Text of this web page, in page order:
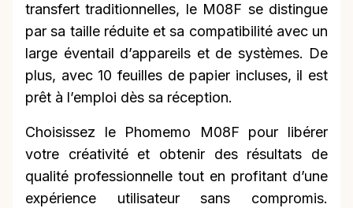
transfert traditionnelles, le M08F se distingue
par sa taille réduite et sa compatibilité avec un
large éventail d’appareils et de systèmes. De
plus, avec 10 feuilles de papier incluses, il est
prêt à l’emploi dès sa réception.
Choisissez le Phomemo M08F pour libérer
votre créativité et obtenir des résultats de
qualité professionnelle tout en profitant d’une
expérience utilisateur sans compromis.